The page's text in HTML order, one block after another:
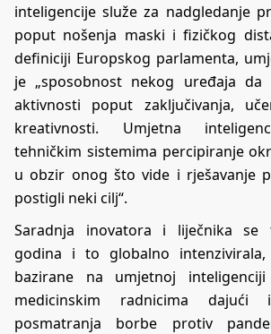
inteligencije služe za nadgledanje
poput nošenja maski i fizičkog
definiciji Europskog parlamenta,
je „sposobnost nekog uređaja da
aktivnosti poput zaključivanja,
kreativnosti. Umjetna
tehničkim sistemima percipiranje
u obzir onog što vide i rješavanje
postigli neki cilj“.
Saradnja inovatora i liječnika se
godina i to globalno
bazirane na umjetnoj
medicinskim radnicima
posmatranja borbe protiv